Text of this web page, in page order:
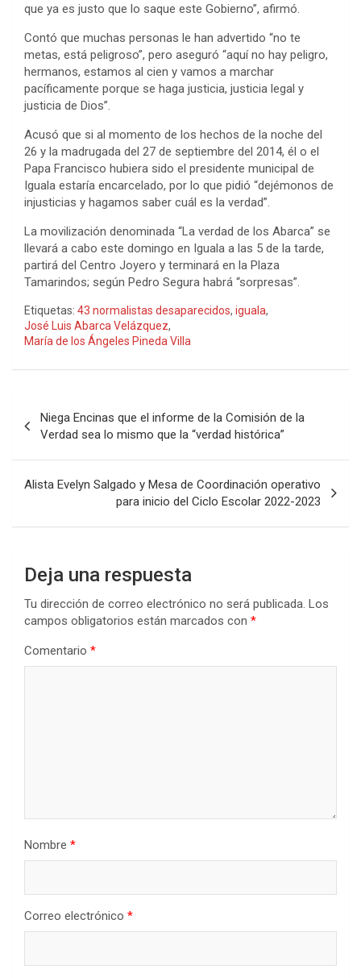
que ya es justo que lo saque este Gobierno”, afirmó.
Contó que muchas personas le han advertido “no te
metas, está peligroso”, pero aseguró “aquí no hay peligro,
hermanos, estamos al cien y vamos a marchar
pacíficamente porque se haga justicia, justicia legal y
justicia de Dios”.
Acusó que si al momento de los hechos de la noche del
26 y la madrugada del 27 de septiembre del 2014, él o el
Papa Francisco hubiera sido el presidente municipal de
Iguala estaría encarcelado, por lo que pidió “dejémonos de
injusticias y hagamos saber cuál es la verdad”.
La movilización denominada “La verdad de los Abarca” se
llevará a cabo este domingo en Iguala a las 5 de la tarde,
partirá del Centro Joyero y terminará en la Plaza
Tamarindos; según Pedro Segura habrá “sorpresas”.
Etiquetas: 43 normalistas desaparecidos, iguala,
José Luis Abarca Velázquez,
María de los Ángeles Pineda Villa
de
entradas
Niega Encinas que el informe de la Comisión de la
Verdad sea lo mismo que la “verdad histórica”
Alista Evelyn Salgado y Mesa de Coordinación operativo
para inicio del Ciclo Escolar 2022-2023
Deja una respuesta
Tu dirección de correo electrónico no será publicada. Los
campos obligatorios están marcados con *
Comentario *
Nombre *
Correo electrónico *